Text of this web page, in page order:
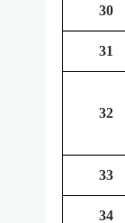
30
31
32
33
34